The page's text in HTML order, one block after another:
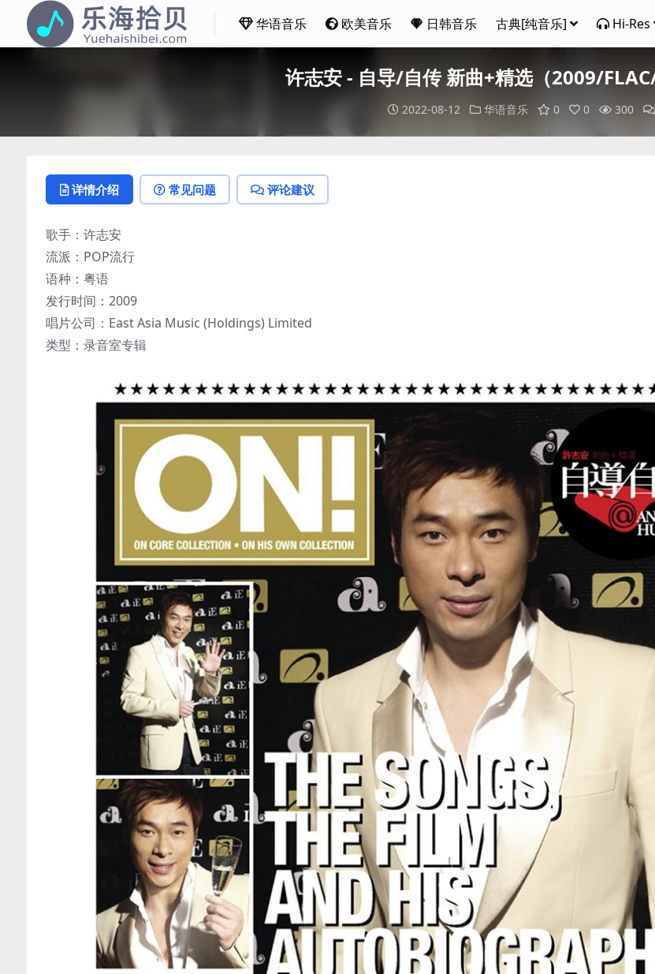
华语音乐 欧美音乐 日韩音乐 古典[纯音乐] Hi-Res
许志安 - 自导/自传 新曲+精选（2009/
2022-08-12 华语音乐 0 0 300
详情介绍 常见问题 评论建议
歌手：许志安
流派：POP流行
语种：粤语
发行时间：2009
唱片公司：East Asia Music (Holdings) Limited
类型：录音室专辑